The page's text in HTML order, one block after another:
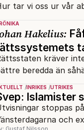
tar vi oss ur vår
Hakelius:
kräver
beredda än
INRIKES UTRIKES
Islamister
stoppas
och